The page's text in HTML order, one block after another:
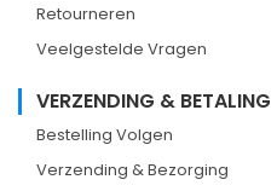
Retourneren
Veelgestelde Vragen
VERZENDING & BETALING
Bestelling Volgen
Verzending & Bezorging